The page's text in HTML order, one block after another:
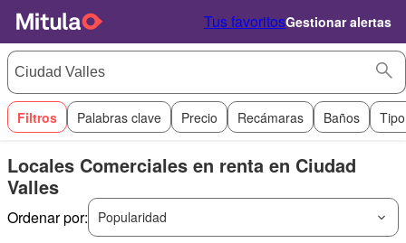
Tus favoritosGestionar alertas
Filtros Palabras clave Precio Recámaras Baños
Locales Comerciales en renta en Ciudad
Valles
Ordenar por: Popularidad